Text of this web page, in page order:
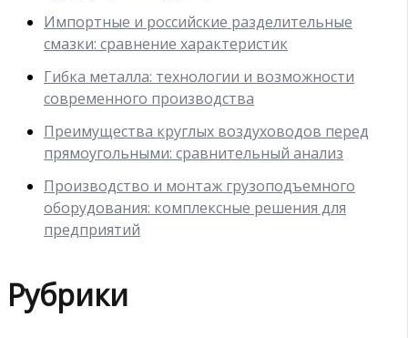
Импортные и российские разделительные
смазки: сравнение характеристик
Гибка металла: технологии и возможности
современного производства
Преимущества круглых воздуховодов перед
прямоугольными: сравнительный анализ
Производство и монтаж грузоподъемного
оборудования: комплексные решения для
предприятий
Рубрики